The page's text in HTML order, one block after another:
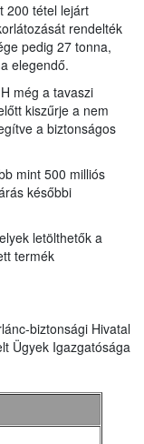
200 tétel lejárt
rendelték
pedig 27 tonna,
elegendő.
még a tavaszi
kiszűrje a nem
a biztonságos
mint 500 milliós
későbbi
letölthetők a
termék
biztonsági Hivatal
Ügyek Igazgatósága